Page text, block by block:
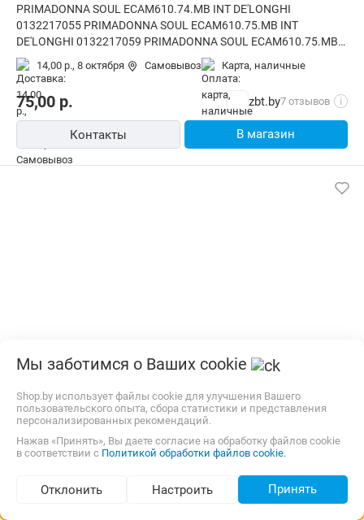
Подбор по параметрам (527)
PRIMADONNA SOUL ECAM610.74.MB INT DE'LONGHI
0132217055 PRIMADONNA SOUL ECAM610.75.MB INT
DE'LONGHI 0132217059 PRIMADONNA SOUL ECAM610.75.MB
AU, NZ DE'LONGHI 0132217062 PRIMADONNA SOUL
ECAM610.75.MB GB DE'LONGHI 0132217077 PRIMADONNA
SOUL ECAM610.75.MB CN DE'LONGHI
14,00 р., 8 октября Самовывоз карта, наличные
75,00 р. zbt.by7 отзывов i
Контакты В магазин
Крышка капучинатора для кофемашины DeLonghi
Крышка капучинатора для кофемашины DeLonghi
7313285909. замена для КОД 7313281619 Оригинальная
крышка от компании DeLonghi. Поставляется в сборе. КОД
НАИМЕНОВАНИЕ ВЕРСИЯ БРЕНД 0132109003 EC850.M
AUTOMATIC CAPPUCCINO INT DE'LONGHI 0132109004
EC850.M AUTOMATIC CAPPUCCINO GB DE'LONGHI 0132109005
EC860 CA, US DE'LONGHI 0132109006 EC860.M INT DE'LONGHI
14,00 р., Самовывоз карта, наличные
Мы заботимся о Ваших cookie
Shop.by использует файлы cookie для улучшения Вашего
пользовательского опыта, сбора статистики и представления
персонализированных рекомендаций.
Нажав «Принять», Вы даете согласие на обработку файлов cookie
в соответствии с Политикой обработки файлов cookie.
Отклонить Настроить Принять